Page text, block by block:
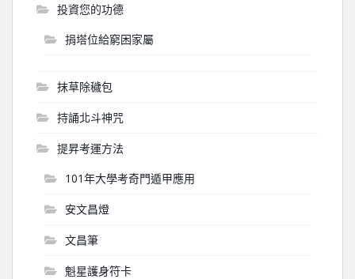
投資您的功德
捐塔位給窮困家屬
抹草除穢包
持誦北斗神咒
提昇考運方法
101年大學考奇門遁甲應用
安文昌燈
文昌筆
魁星護身符卡